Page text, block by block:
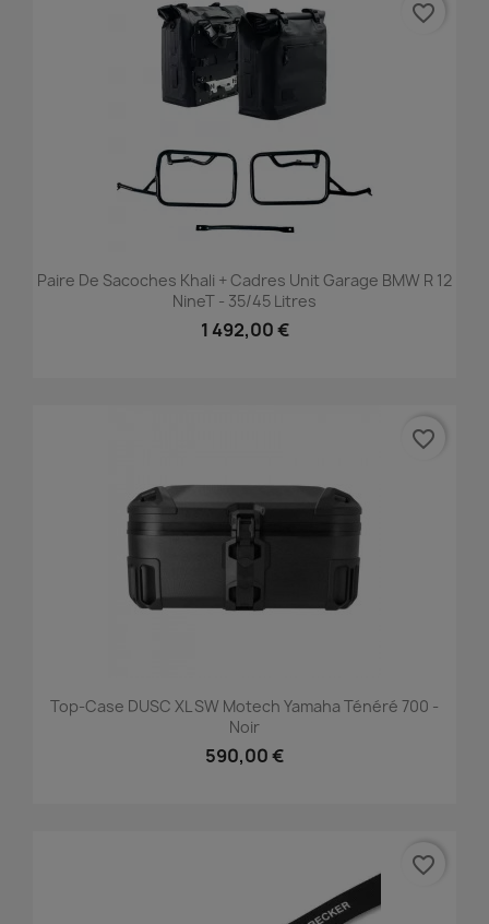
Paire De Sacoches Khali + Cadres Unit Garage BMW R 12
NineT - 35/45 Litres
1 492,00 €
favorite_border
Top-Case DUSC XL SW Motech Yamaha Ténéré 700 -
Noir
590,00 €
favorite_border
favorite_border